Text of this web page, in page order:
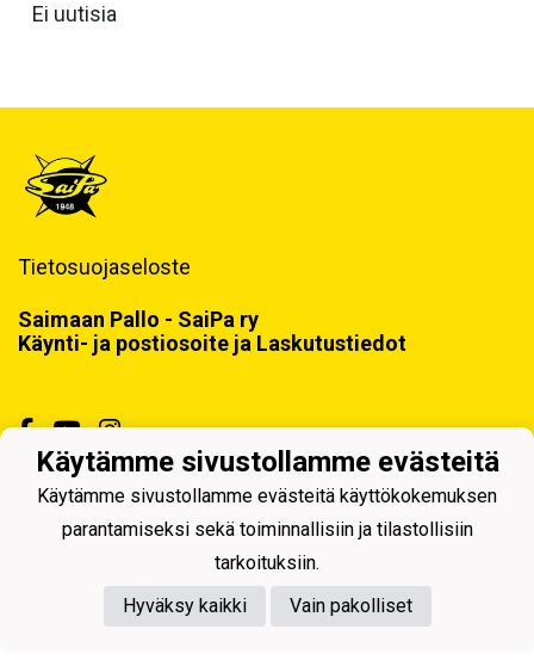
Ei uutisia
Tietosuojaseloste
Saimaan Pallo - SaiPa ry
Käynti- ja postiosoite ja Laskutustiedot
Powered by
Käytämme sivustollamme evästeitä
Käytämme sivustollamme evästeitä käyttökokemuksen
parantamiseksi sekä toiminnallisiin ja tilastollisiin
tarkoituksiin.
Hyväksy kaikki
Vain pakolliset